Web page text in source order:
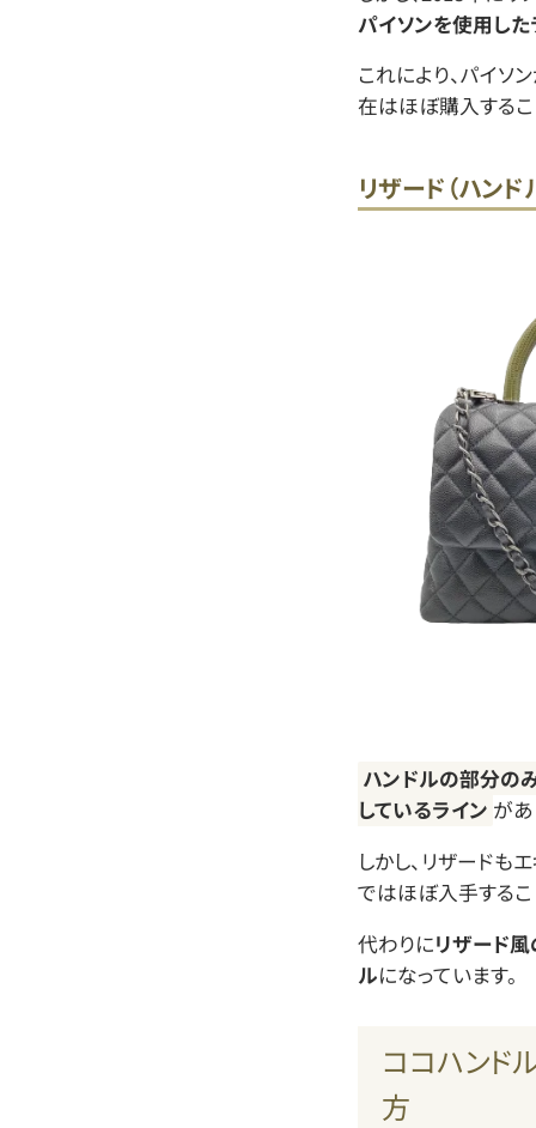
パイソンを使用し
これにより、パイソ
在はほぼ購入するこ
リザード（ハンド
ハンドルの部分の
しているライン があ
しかし、リザードも
ではほぼ入手するこ
代わりにリザード
ルになっています。
ココハンド
方